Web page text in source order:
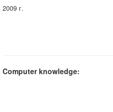
2009 г.
Computer knowledge: